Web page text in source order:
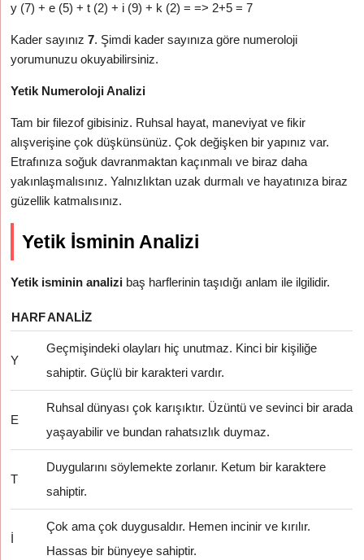
y (7) + e (5) + t (2) + i (9) + k (2) = => 2+5 = 7
Kader sayınız7. Şimdi kader sayınıza göre numeroloji
yorumunuzu okuyabilirsiniz.
Yetik Numeroloji Analizi
Tam bir filezof gibisiniz. Ruhsal hayat, maneviyat ve fikir
alışverişine çok düşkünsünüz. Çok değişken bir yapınız var.
Etrafınıza soğuk davranmaktan kaçınmalı ve biraz daha
yakınlaşmalısınız. Yalnızlıktan uzak durmalı ve hayatınıza biraz
güzellik katmalısınız.
Yetik İsminin Analizi
Yetik isminin analizi baş harflerinin taşıdığı anlam ile ilgilidir.
HARFANALIZ
Y
Geçmişindeki olayları hiç unutmaz. Kinci bir kişiliğe
sahiptir. Güçlü bir karakteri vardır.
E
Ruhsal dünyası çok karışıktır. Üzüntü ve sevinci bir arada
yaşayabilir ve bundan rahatsızlık duymaz.
T
Duygularını söylemekte zorlanır. Ketum bir karaktere
sahiptir.
İ
Çok ama çok duygusaldır. Hemen incinir ve kırılır.
Hassas bir bünyeye sahiptir.